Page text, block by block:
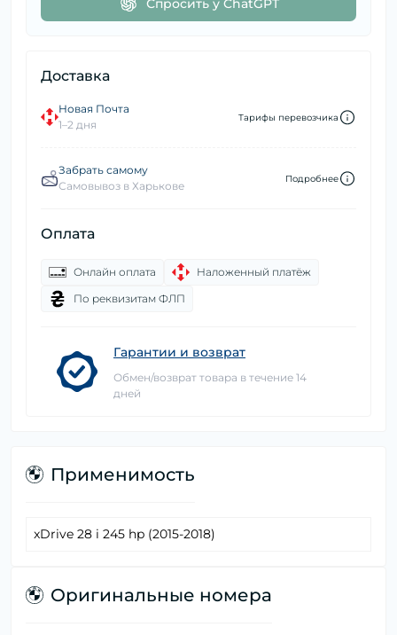
Спросить у ChatGPT
Доставка
Новая Почта
1–2 дня
Тарифы перевозчика
Забрать самому
Самовывоз в Харькове
Подробнее
Оплата
Онлайн оплата
Наложенный платёж
По реквизитам ФЛП
Гарантии и возврат
Обмен/возврат товара в течение 14
дней
Применимость
xDrive 28 i 245 hp (2015-2018)
Оригинальные номера